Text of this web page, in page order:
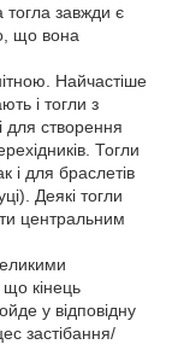
завжди є
що вона
Найчастіше
і тогли з
для створення
Тогли
і для браслетів
Деякі тогли
центральним
що кінець
у відповідну
застібання/